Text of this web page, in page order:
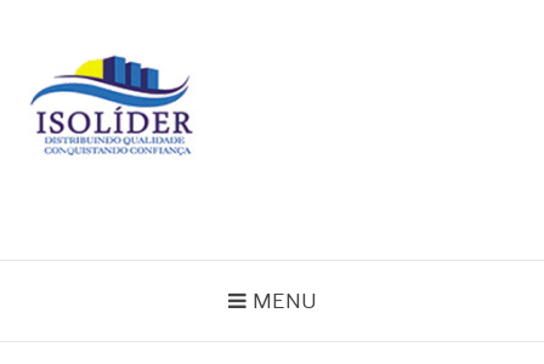
conteúdo
MENU